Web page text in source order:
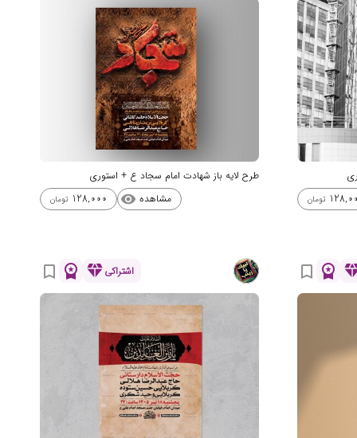
تومان
طرح لایه باز شهادت امام سجاد ع + استوری
مشاهده visibility
128,000 تومان
workspace_premium
bookmark_border اشتراکیdiamond
workspace_premium
bookmark_border